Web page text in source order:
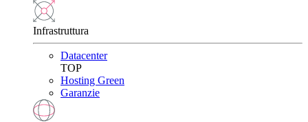
Infrastruttura
Datacenter
TOP
Hosting Green
Garanzie